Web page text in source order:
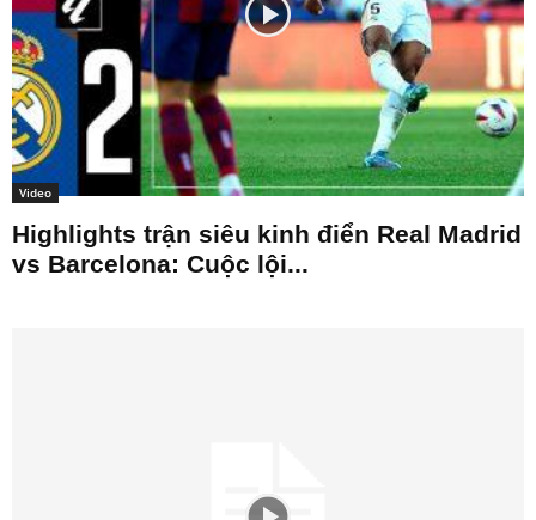
Video
Highlights trận siêu kinh điển Real Madrid
vs Barcelona: Cuộc lội...